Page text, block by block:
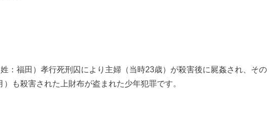
：福田）孝行死刑囚により主婦（当時23歳）が殺害後に屍姦され、その
も殺害された上財布が盗まれた少年犯罪です。